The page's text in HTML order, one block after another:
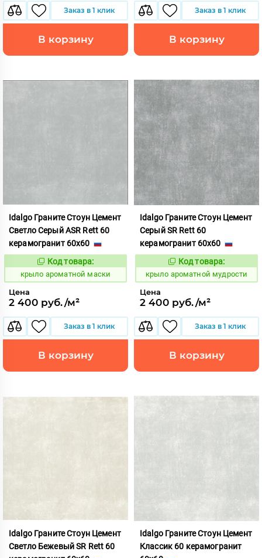
Заказ в 1 клик
В корзину
Заказ в 1 клик
В корзину
Idalgo Граните Стоун Цемент
Светло Серый ASR Rett 60
керамогранит 60x60
828422
Код товара:
крыло ароматной маски
Цена
2 400 руб./м²
Заказ в 1 клик
В корзину
Idalgo Граните Стоун Цемент
Серый SR Rett 60
керамогранит 60x60
828430
Код товара:
крыло ароматной мудрости
Цена
2 400 руб./м²
Заказ в 1 клик
В корзину
Idalgo Граните Стоун Цемент
Светло Бежевый SR Rett 60
Idalgo Граните Стоун Цемент
Классик 60 керамогранит